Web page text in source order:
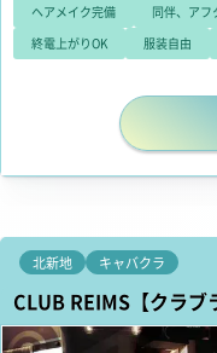
ヘアメイク完備
同伴、アフ
終電上がりOK
服装自由
北新地
キャバクラ
CLUB REIMS【クラブ